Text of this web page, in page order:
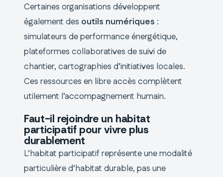
Certaines organisations développent
également des outils numériques :
simulateurs de performance énergétique,
plateformes collaboratives de suivi de
chantier, cartographies d’initiatives locales.
Ces ressources en libre accès complètent
utilement l’accompagnement humain.
Faut-il rejoindre un habitat
participatif pour vivre plus
durablement
L’habitat participatif représente une modalité
particulière d’habitat durable, pas une